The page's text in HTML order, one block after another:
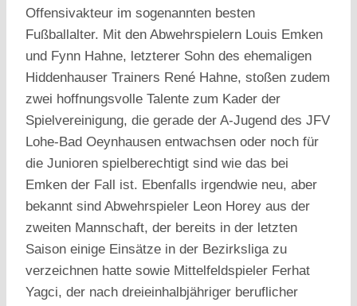
Offensivakteur im sogenannten besten
Fußballalter. Mit den Abwehrspielern Louis Emken
und Fynn Hahne, letzterer Sohn des ehemaligen
Hiddenhauser Trainers René Hahne, stoßen zudem
zwei hoffnungsvolle Talente zum Kader der
Spielvereinigung, die gerade der A-Jugend des JFV
Lohe-Bad Oeynhausen entwachsen oder noch für
die Junioren spielberechtigt sind wie das bei
Emken der Fall ist. Ebenfalls irgendwie neu, aber
bekannt sind Abwehrspieler Leon Horey aus der
zweiten Mannschaft, der bereits in der letzten
Saison einige Einsätze in der Bezirksliga zu
verzeichnen hatte sowie Mittelfeldspieler Ferhat
Yagci, der nach dreieinhalbjähriger beruflicher